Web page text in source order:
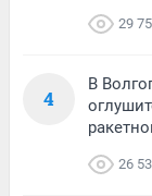
29
4
В
26